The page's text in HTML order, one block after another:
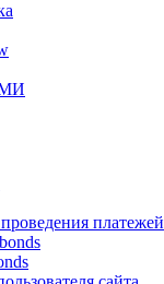
платежей